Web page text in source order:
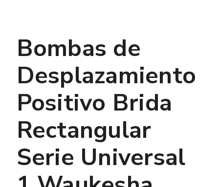
Bombas de
Desplazamiento
Positivo Brida
Rectangular
Serie Universal